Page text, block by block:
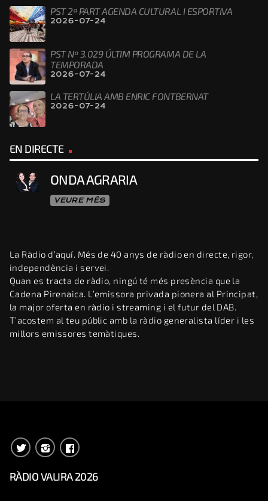
PST 2ª PART AGENDA CULTURAL I ESPORTIVA
2026-07-24
PST Nº 3.029 ÚLTIM PROGRAMA DE LA
TEMPORADA
2026-07-24
LA TERTÚLIA AMB ENRIC FONTBERNAT
2026-07-24
EN DIRECTE
ONDA AGRARIA
VEURE MÉS
La Ràdio d’aquí. Més de 40 anys de ràdio en directe, rigor,
independència i servei.
Quan es tracta de ràdio, ningú té més presència que la
Cadena Pirenaica. L’emissora privada pionera al Principat,
la major oferta en ràdio i streaming i el futur del DAB.
T’acostem al teu públic amb la ràdio generalista líder i les
millors emissores temàtiques.
RÀDIO VALIRA 2026